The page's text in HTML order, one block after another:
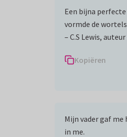
Een bijna
vormde de
– C.S Lewis,
Kopiëren
Mijn vader gaf
in me.